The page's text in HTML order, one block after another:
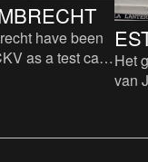
have been
as a test caseHet
van